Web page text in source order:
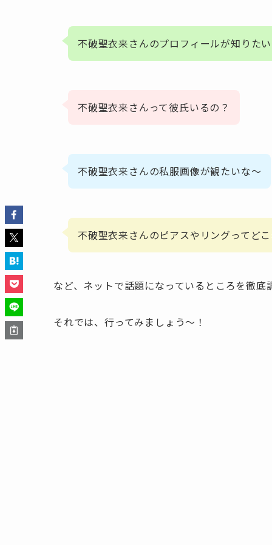
不破聖衣来さんのプロフィールが知りたい
不破聖衣来さんって彼氏いるの？
不破聖衣来さんの私服画像が観たいな～
不破聖衣来さんのピアスやリングってど
など、ネットで話題になっているところを徹底
それでは、行ってみましょう～！